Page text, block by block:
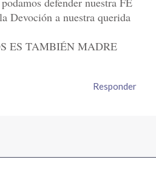
Devoción a nuestra querida
ES TAMBIÉN MADRE
Responder